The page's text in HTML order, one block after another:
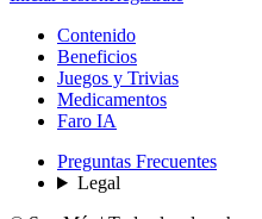
Contenido
Beneficios
Juegos y Trivias
Medicamentos
Faro IA
Preguntas Frecuentes
Legal